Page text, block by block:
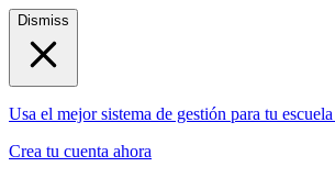
Dismiss
Usa el mejor sistema de gestión para tu
Crea tu cuenta ahora